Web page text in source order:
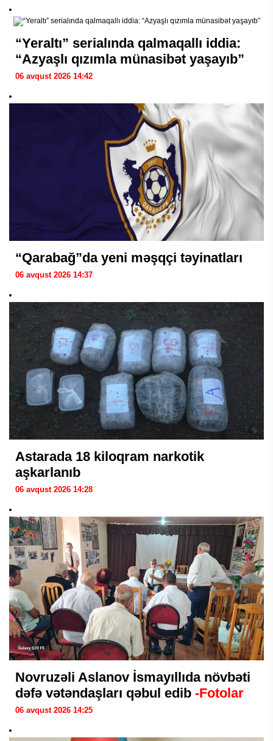
“Yeraltı” serialında qalmaqallı iddia:
“Azyaşlı qızımla münasibət yaşayıb”
06 avqust 2026 14:42
“Qarabağ”da yeni məşqçi təyinatları
06 avqust 2026 14:37
Astarada 18 kiloqram narkotik
aşkarlanıb
06 avqust 2026 14:28
Novruzəli Aslanov İsmayıllıda növbəti
dəfə vətəndaşları qəbul edib -Fotolar
06 avqust 2026 14:25